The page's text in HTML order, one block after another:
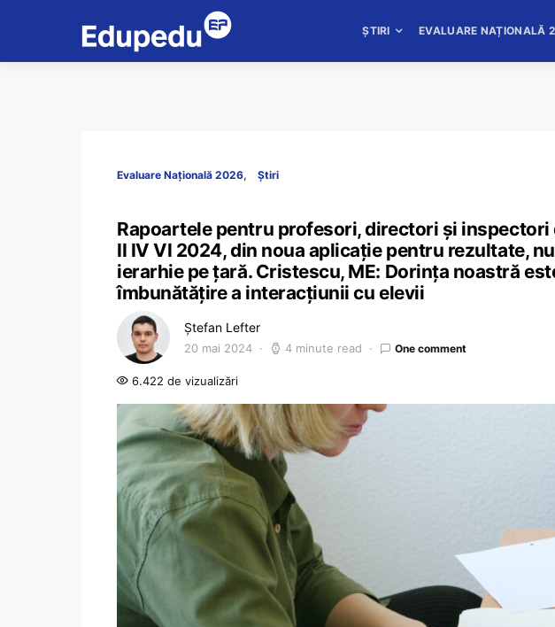
ȘTIRI EVALUARE NAȚIONALĂ
Evaluare Națională 2026 Știri
Rapoartele pentru profesori, directori și inspectori
II IV VI 2024, din noua aplicație pentru rezultate,
ierarhie pe țară. Cristescu, ME: Dorința noastră
îmbunătățire a interacțiunii cu elevii
Ștefan Lefter
20 mai 2024 4 minute read One comment
6.422 de vizualizări